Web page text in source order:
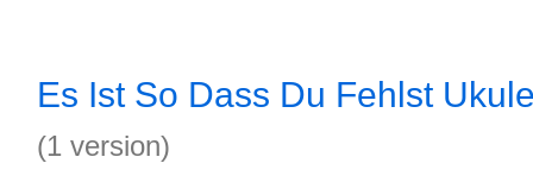
Es Ist So Dass Du Fehlst
(1 version)